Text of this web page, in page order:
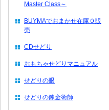
Master Class～
BUYMAでおまかせ在庫０販
売
CDせどり
おもちゃせどりマニュアル
せどりの眼
せどりの錬金術師